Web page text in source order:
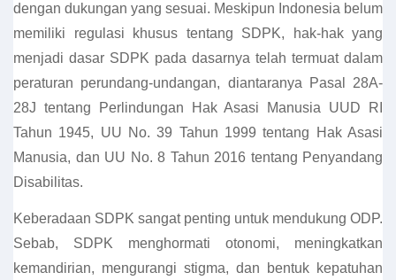
dengan dukungan yang sesuai. Meskipun Indonesia belum
memiliki regulasi khusus tentang SDPK, hak-hak yang
menjadi dasar SDPK pada dasarnya telah termuat dalam
peraturan perundang-undangan, diantaranya Pasal 28A-
28J tentang Perlindungan Hak Asasi Manusia UUD RI
Tahun 1945, UU No. 39 Tahun 1999 tentang Hak Asasi
Manusia, dan UU No. 8 Tahun 2016 tentang Penyandang
Disabilitas.
Keberadaan SDPK sangat penting untuk mendukung ODP.
Sebab, SDPK menghormati otonomi, meningkatkan
kemandirian, mengurangi stigma, dan bentuk kepatuhan